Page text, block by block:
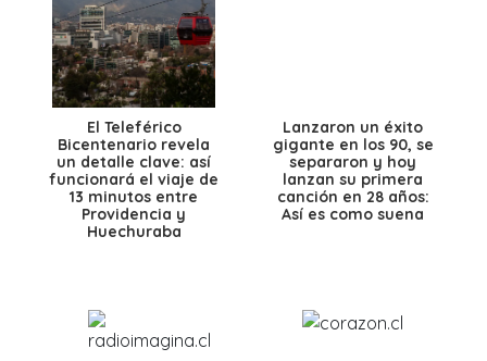
El Teleférico
Bicentenario revela
un detalle clave: así
funcionará el viaje de
13 minutos entre
Providencia y
Huechuraba
Lanzaron un éxito
gigante en los 90, se
separaron y hoy
lanzan su primera
canción en 28 años:
Así es como suena